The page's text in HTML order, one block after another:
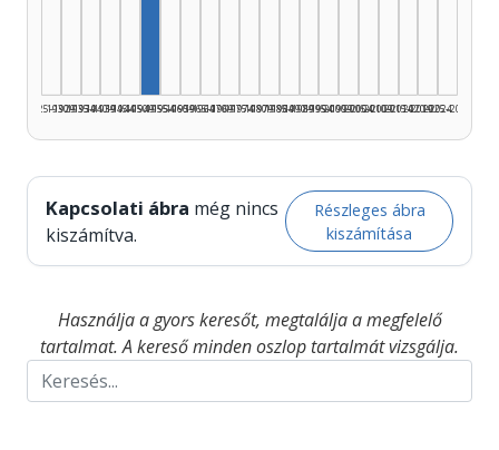
1925–1929
1930–1934
1935–1939
1940–1944
1945–1949
1950–1954
1955–1959
1960–1964
1965–1969
1970–1974
1975–1979
1980–1984
1985–1989
1990–1994
1995–1999
2000–2004
2005–2009
2010–2014
2015–2019
2020–2024
2025–2026
Kapcsolati ábra még nincs
kiszámítva.
Részleges ábra
kiszámítása
Használja a gyors keresőt, megtalálja a megfelelő
tartalmat. A kereső minden oszlop tartalmát vizsgálja.